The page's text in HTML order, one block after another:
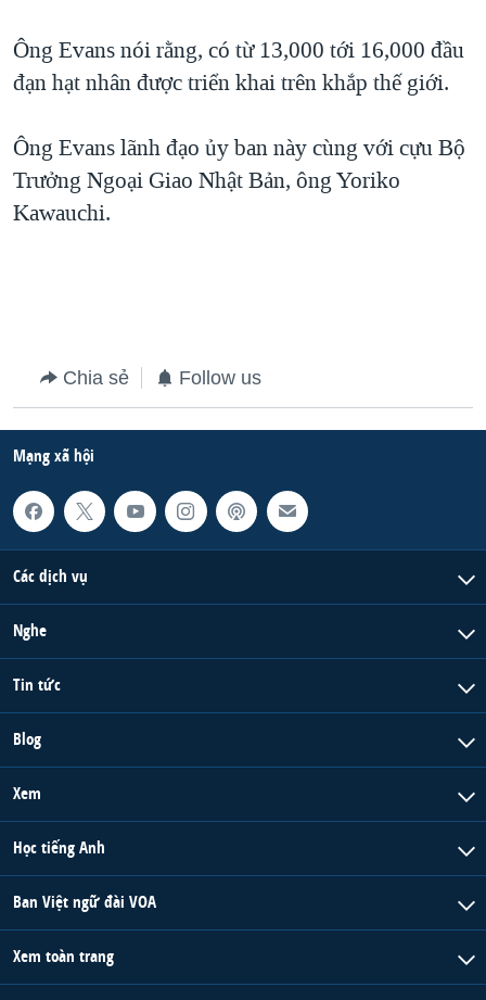
QUAN HỆ VIỆT MỸ
Ông Evans nói rằng, có từ 13,000 tới 16,000 đầu
đạn hạt nhân được triển khai trên khắp thế giới.
Ông Evans lãnh đạo ủy ban này cùng với cựu Bộ
Trưởng Ngoại Giao Nhật Bản, ông Yoriko
Kawauchi.
Chia sẻ Follow us
Mạng xã hội
Các dịch vụ
Nghe
Tin tức
Blog
Xem
Học tiếng Anh
Ban Việt ngữ đài VOA
Xem toàn trang